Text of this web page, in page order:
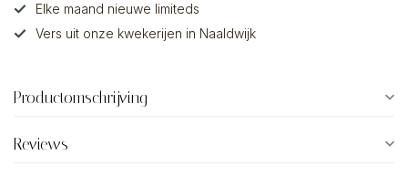
Elke maand nieuwe limiteds
Vers uit onze kwekerijen in Naaldwijk
Productomschrijving
Reviews